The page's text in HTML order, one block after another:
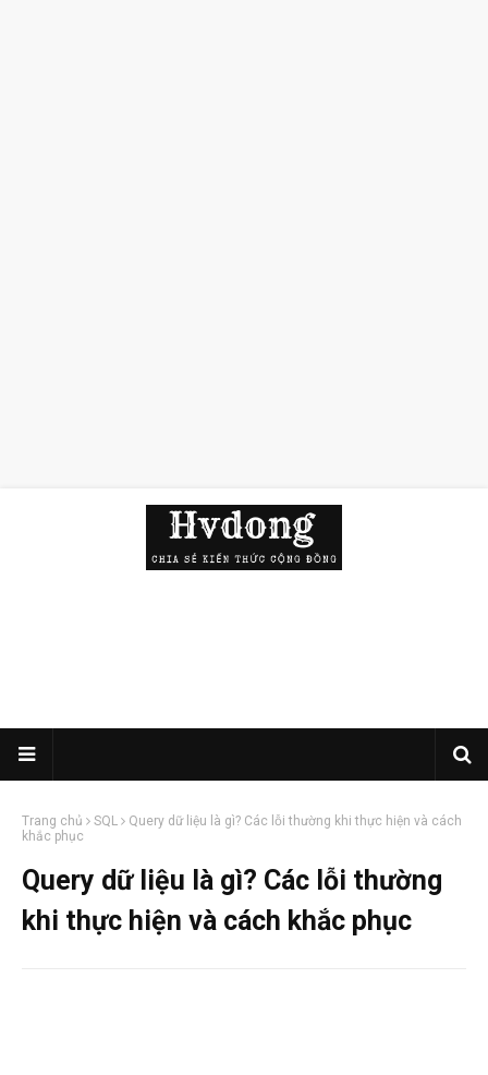
Trang chủ SQL
Query dữ liệu là gì? Các lỗi thường khi thực hiện và cách
khắc phục
Query dữ liệu là gì? Các lỗi thường
khi thực hiện và cách khắc phục